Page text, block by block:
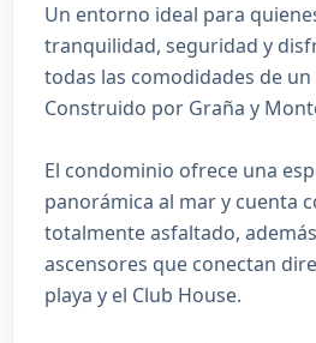
Un entorno ideal para
tranquilidad, seguridad y
todas las comodidades de
Construido por Graña y
El condominio ofrece una
panorámica al mar y cuenta
totalmente asfaltado,
ascensores que conectan
playa y el Club House.